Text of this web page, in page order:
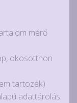
mérő
okosotthon
tartozék)
adattárolás